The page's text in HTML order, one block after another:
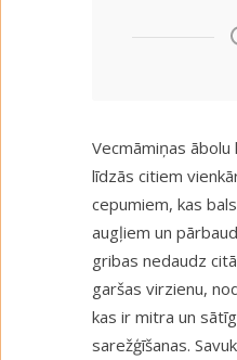
Vecmāmiņas ābolu
līdzās citiem
cepumiem, kas
augļiem un
gribas nedaudz
garšas virzienu,
kas ir mitra un
sarežģīšanas.